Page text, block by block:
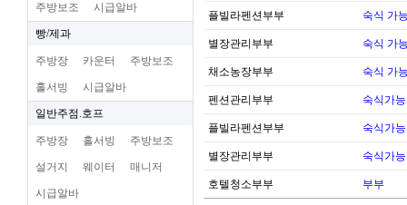
주방보조 시급알바
빵/제과
주방장 카운터 주방보조
홀서빙 시급알바
일반주점.호프
주방장 홀서빙 주방보조
설거지 웨이터 매니저
시급알바
플빌라펜션부부 숙식 가
별장관리부부 숙식 가
채소농장부부 숙식 가
펜션관리부부 숙식가
플빌라펜션부부 숙식가
별장관리부부 숙식가
호텔청소부부 부부